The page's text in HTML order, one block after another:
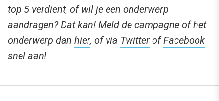
top 5 verdient, of wil je een onderwerp
aandragen? Dat kan! Meld de campagne of het
onderwerp dan hier, of via Twitter ofFacebook
snel aan!